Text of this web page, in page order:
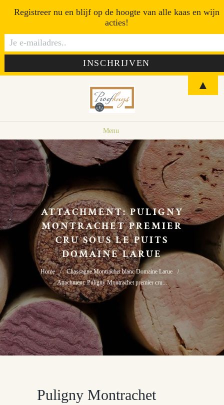
Menu
ATTACHMENT: PULIGNY
MONTRACHET PREMIER
CRU SOUS LE PUITS
DOMAINE LARUE
Home
Chassagne Montrachet blanc Domaine Larue
Attachment: Puligny Montrachet premier cru...
Puligny Montrachet
Registreer nu en blijf op de hoogte van alle kaas en wijn
acties!
▲